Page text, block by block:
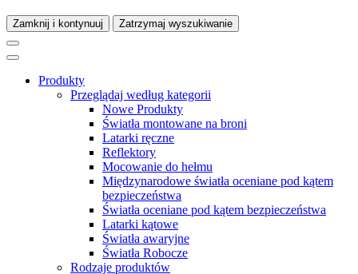
Zamknij i kontynuuj Zatrzymaj wyszukiwanie
Produkty
Przeglądaj według kategorii
Nowe Produkty
Światła montowane na broni
Latarki ręczne
Reflektory
Mocowanie do hełmu
Międzynarodowe światła oceniane pod kątem
bezpieczeństwa
Światła oceniane pod kątem bezpieczeństwa
Latarki kątowe
Światła awaryjne
Światła Robocze
Rodzaje produktów